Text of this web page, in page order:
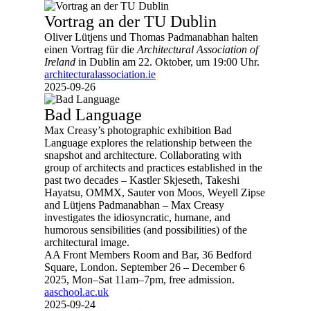
Vortrag an der TU Dublin
Oliver Lütjens und Thomas Padmanabhan halten
einen Vortrag für die Architectural Association of
Ireland in Dublin am 22. Oktober, um 19:00 Uhr.
architecturalassociation.ie
2025-09-26
Bad Language
Max Creasy’s photographic exhibition Bad
Language explores the relationship between the
snapshot and architecture. Collaborating with
group of architects and practices established in the
past two decades – Kastler Skjeseth, Takeshi
Hayatsu, OMMX, Sauter von Moos, Weyell Zipse
and Lütjens Padmanabhan – Max Creasy
investigates the idiosyncratic, humane, and
humorous sensibilities (and possibilities) of the
architectural image.
AA Front Members Room and Bar, 36 Bedford
Square, London. September 26 – December 6
2025, Mon–Sat 11am–7pm, free admission.
aaschool.ac.uk
2025-09-24